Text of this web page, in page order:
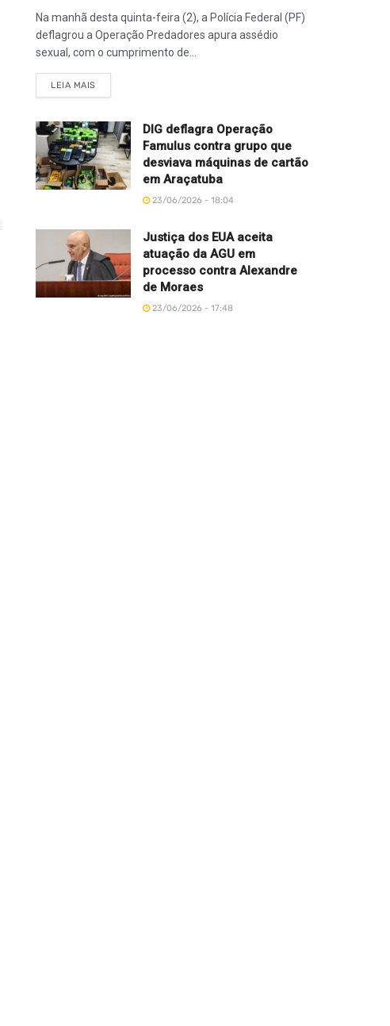
Na manhã desta quinta-feira (2), a Polícia Federal (PF)
deflagrou a Operação Predadores apura assédio
sexual, com o cumprimento de...
LEIA MAIS
DIG deflagra Operação
Famulus contra grupo que
desviava máquinas de cartão
em Araçatuba
23/06/2026 - 18:04
Justiça dos EUA aceita
atuação da AGU em
processo contra Alexandre
de Moraes
23/06/2026 - 17:48